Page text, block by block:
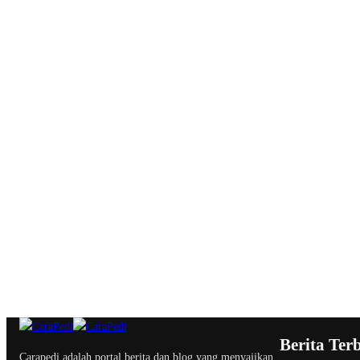
Carapedi adalah portal berita dan blog yang menyajikan
Berita